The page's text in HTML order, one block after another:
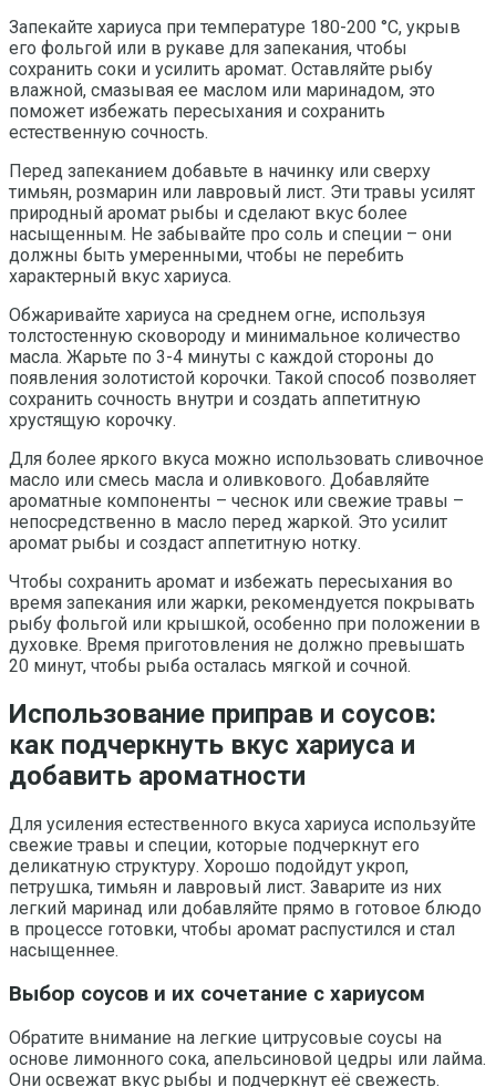
Запекайте хариуса при температуре 180-200 °С, укрыв
его фольгой или в рукаве для запекания, чтобы
сохранить соки и усилить аромат. Оставляйте рыбу
влажной, смазывая ее маслом или маринадом, это
поможет избежать пересыхания и сохранить
естественную сочность.
Перед запеканием добавьте в начинку или сверху
тимьян, розмарин или лавровый лист. Эти травы усилят
природный аромат рыбы и сделают вкус более
насыщенным. Не забывайте про соль и специи – они
должны быть умеренными, чтобы не перебить
характерный вкус хариуса.
Обжаривайте хариуса на среднем огне, используя
толстостенную сковороду и минимальное количество
масла. Жарьте по 3-4 минуты с каждой стороны до
появления золотистой корочки. Такой способ позволяет
сохранить сочность внутри и создать аппетитную
хрустящую корочку.
Для более яркого вкуса можно использовать сливочное
масло или смесь масла и оливкового. Добавляйте
ароматные компоненты – чеснок или свежие травы –
непосредственно в масло перед жаркой. Это усилит
аромат рыбы и создаст аппетитную нотку.
Чтобы сохранить аромат и избежать пересыхания во
время запекания или жарки, рекомендуется покрывать
рыбу фольгой или крышкой, особенно при положении в
духовке. Время приготовления не должно превышать
20 минут, чтобы рыба осталась мягкой и сочной.
Использование приправ и соусов:
как подчеркнуть вкус хариуса и
добавить ароматности
Для усиления естественного вкуса хариуса используйте
свежие травы и специи, которые подчеркнут его
деликатную структуру. Хорошо подойдут укроп,
петрушка, тимьян и лавровый лист. Заварите из них
легкий маринад или добавляйте прямо в готовое блюдо
в процессе готовки, чтобы аромат распустился и стал
насыщеннее.
Выбор соусов и их сочетание с хариусом
Обратите внимание на легкие цитрусовые соусы на
основе лимонного сока, апельсиновой цедры или лайма.
Они освежат вкус рыбы и подчеркнут её свежесть.